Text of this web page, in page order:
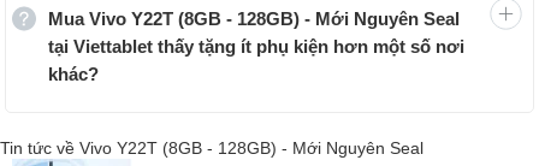
Mua Vivo Y22T (8GB - 128GB) - Mới Nguyên Seal
tại Viettablet thấy tặng ít phụ kiện hơn một số nơi
khác?
Tin tức về Vivo Y22T (8GB - 128GB) - Mới Nguyên Seal